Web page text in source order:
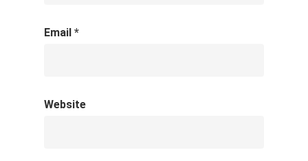
Email *
Website